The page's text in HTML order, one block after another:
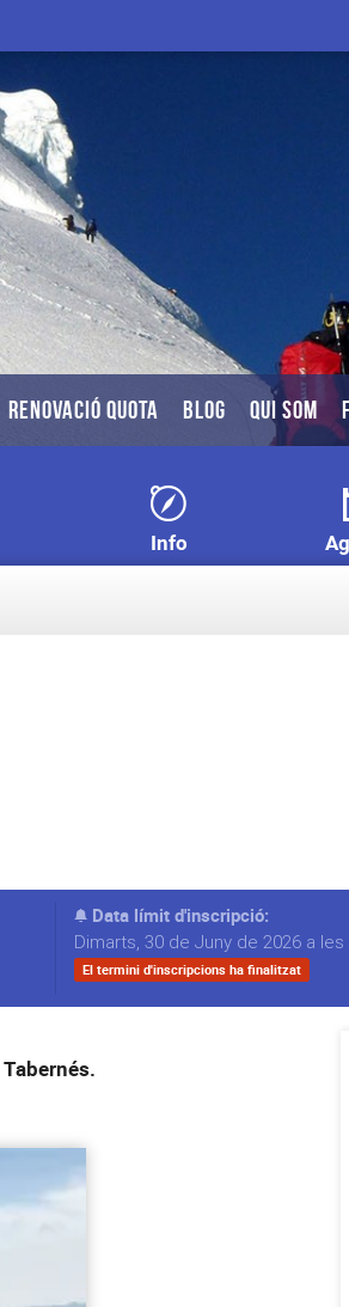
RENOVACIÓ QUOTA BLOG QUI SOM
Info
Data límit d'inscripció:
Dimarts, 30 de Juny de 2026 a les
El termini d'inscripcions ha finalitzat
Tabernés.